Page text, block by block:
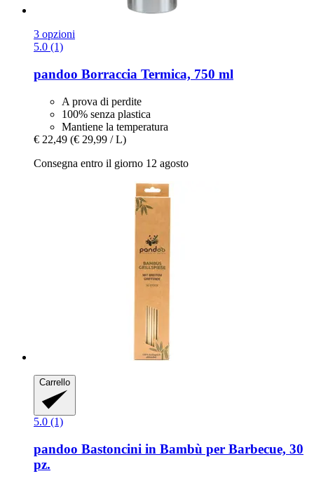
3 opzioni
5.0 (1)
pandoo Borraccia Termica, 750 ml
A prova di perdite
100% senza plastica
Mantiene la temperatura
€ 22,49 (€ 29,99 / L)
Consegna entro il giorno 12 agosto
Carrello
5.0 (1)
pandoo Bastoncini in Bambù per Barbecue, 30
pz.